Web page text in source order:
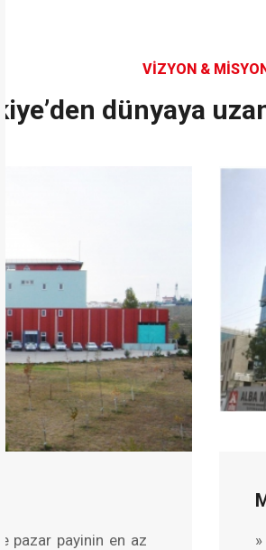
VIZYON &
kiye’den dünyaya uza
pazar payinin en az